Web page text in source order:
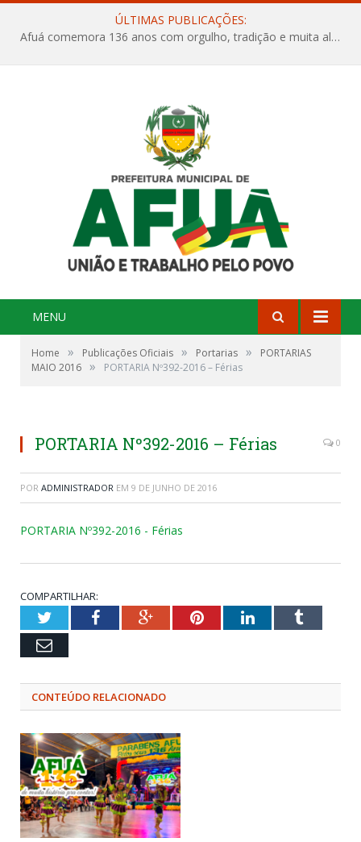
ÚLTIMAS PUBLICAÇÕES:
Afuá comemora 136 anos com orgulho, tradição e muita alegria na Quadra Dr. Nelson Salomão
MENU
Home » Publicações Oficiais » Portarias »
PORTARIAS
MAIO 2016 » PORTARIA Nº392-2016 – Férias
PORTARIA Nº392-2016 – Férias 0
POR ADMINISTRADOR EM 9 DE JUNHO DE 2016
PORTARIA Nº392-2016 - Férias
COMPARTILHAR:
TwitterFacebookGoogle+PinterestLinkedInTumblr
Email
CONTEÚDO RELACIONADO